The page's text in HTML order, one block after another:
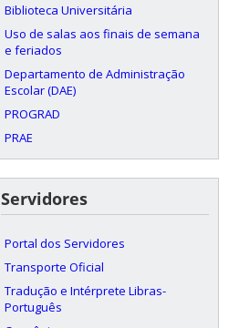
Biblioteca Universitária
Uso de salas aos finais de semana
e feriados
Departamento de Administração
Escolar (DAE)
PROGRAD
PRAE
Servidores
Portal dos Servidores
Transporte Oficial
Tradução e Intérprete Libras-
Português